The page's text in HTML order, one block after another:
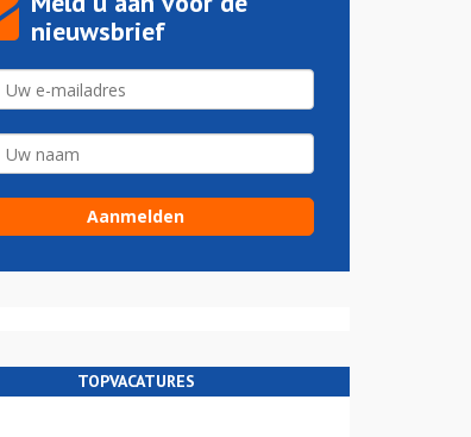
nieuwsbrief
TOPVACATURES